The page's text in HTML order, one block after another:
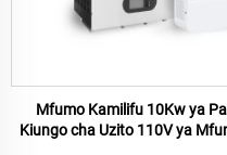
Mfumo Kamilifu 10Kw ya
Kiungo cha Uzito 110V ya